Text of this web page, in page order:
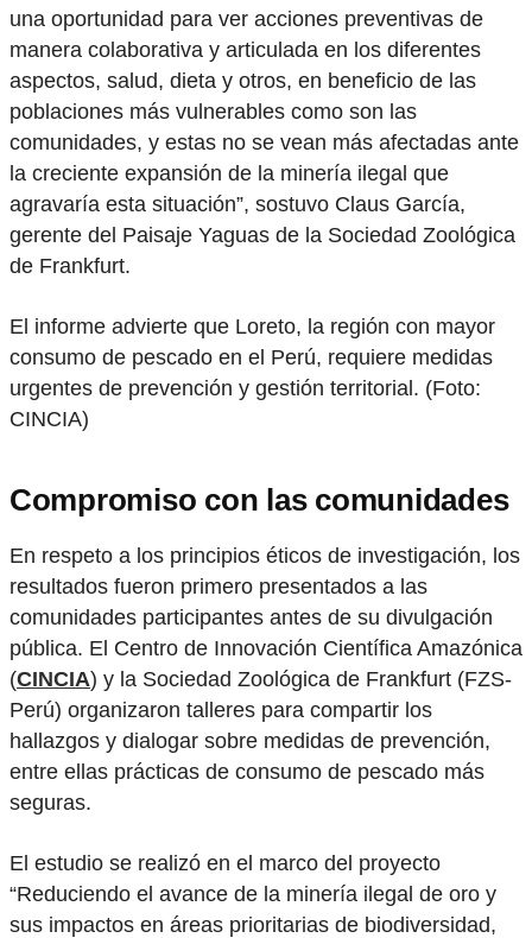
una oportunidad para ver acciones preventivas de
manera colaborativa y articulada en los diferentes
aspectos, salud, dieta y otros, en beneficio de las
poblaciones más vulnerables como son las
comunidades, y estas no se vean más afectadas ante
la creciente expansión de la minería ilegal que
agravaría esta situación”, sostuvo Claus García,
gerente del Paisaje Yaguas de la Sociedad Zoológica
de Frankfurt.
El informe advierte que Loreto, la región con mayor
consumo de pescado en el Perú, requiere medidas
urgentes de prevención y gestión territorial. (Foto:
CINCIA)
Compromiso con las comunidades
En respeto a los principios éticos de investigación, los
resultados fueron primero presentados a las
comunidades participantes antes de su divulgación
pública. El Centro de Innovación Científica Amazónica
(CINCIA) y la Sociedad Zoológica de Frankfurt (FZS-
Perú) organizaron talleres para compartir los
hallazgos y dialogar sobre medidas de prevención,
entre ellas prácticas de consumo de pescado más
seguras.
El estudio se realizó en el marco del proyecto
“Reduciendo el avance de la minería ilegal de oro y
sus impactos en áreas prioritarias de biodiversidad,